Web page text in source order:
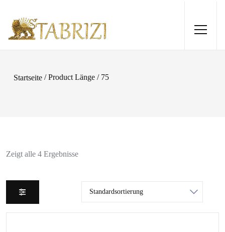
Startseite / Product Länge / 75
Zeigt alle 4 Ergebnisse